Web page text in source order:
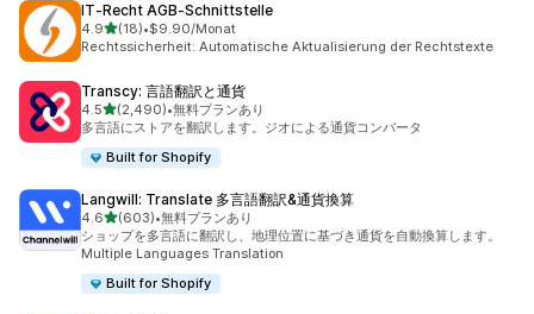
IT‑Recht AGB‑Schnittstelle
4.95つ星中
(18)
合計レビュー数：18件
•$9.90/Monat
Rechtssicherheit: Automatische Aktualisierung der Rechtstexte
Transcy: 言語翻訳と通貨
4.55つ星中
(2,490)
合計レビュー数：2490件
•無料プランあり
多言語にストアを翻訳します。ジオによる通貨コンバータ
Built for Shopify
Langwill: Translate 多言語翻訳&通貨換算
4.65つ星中
(603)
合計レビュー数：603件
•無料プランあり
ショップを多言語に翻訳し、地理位置に基づき通貨を自動換算します。
Multiple Languages Translation
Built for Shopify